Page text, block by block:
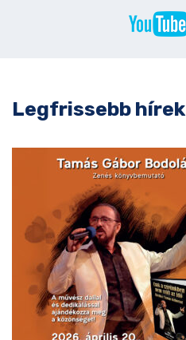
Legfrissebb hírek